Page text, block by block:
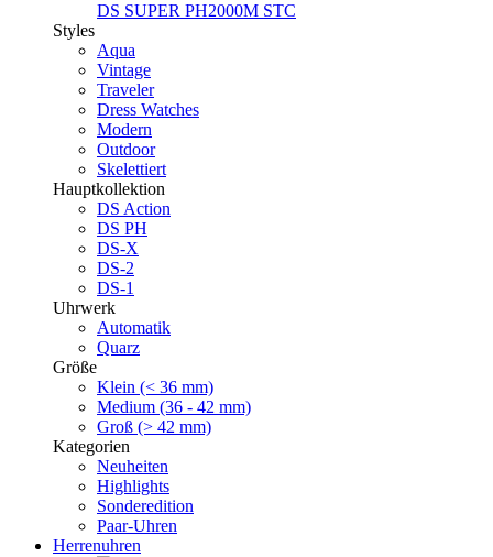
DS SUPER PH2000M STC
Styles
Aqua
Vintage
Traveler
Dress Watches
Modern
Outdoor
Skelettiert
Hauptkollektion
DS Action
DS PH
DS-X
DS-2
DS-1
Uhrwerk
Automatik
Quarz
Größe
Klein (< 36 mm)
Medium (36 - 42 mm)
Groß (> 42 mm)
Kategorien
Neuheiten
Highlights
Sonderedition
Paar-Uhren
Herrenuhren